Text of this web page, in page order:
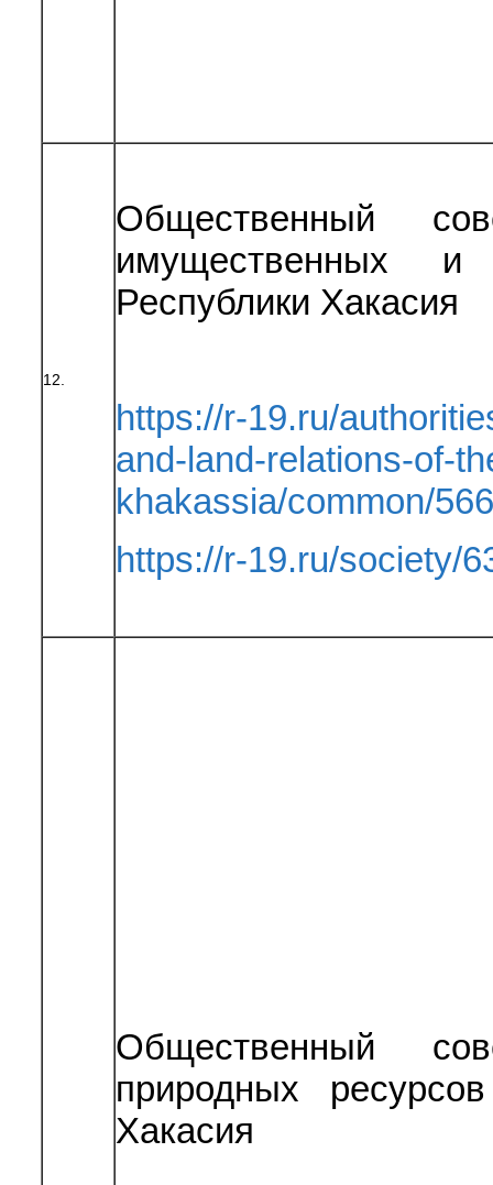
12.
Общественный
имущественных и
Республики Хакасия
https://r-19.ru/
and-land-relations-of-
khakassia/common/
https://r-19.ru/society/
Общественный
природных
Хакасия